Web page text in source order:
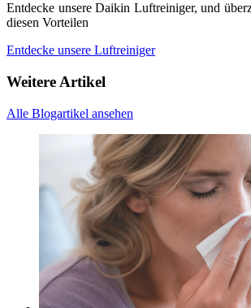
Entdecke unsere Daikin Luftreiniger, und
diesen Vorteilen
Entdecke unsere Luftreiniger
Weitere Artikel
Alle Blogartikel ansehen